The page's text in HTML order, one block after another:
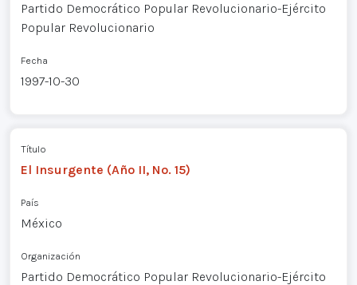
Partido Democrático Popular Revolucionario-Ejército
Popular Revolucionario
Fecha
1997-10-30
Título
El Insurgente (Año II, No. 15)
País
México
Organización
Partido Democrático Popular Revolucionario-Ejército